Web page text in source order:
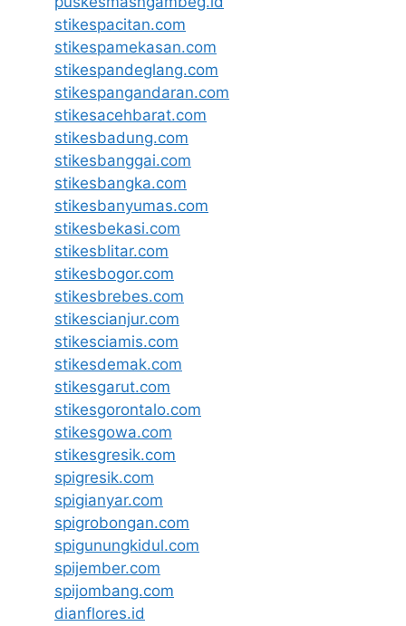
stikespacitan.com
stikespamekasan.com
stikespandeglang.com
stikespangandaran.com
stikesacehbarat.com
stikesbadung.com
stikesbanggai.com
stikesbangka.com
stikesbanyumas.com
stikesbekasi.com
stikesblitar.com
stikesbogor.com
stikesbrebes.com
stikescianjur.com
stikesciamis.com
stikesdemak.com
stikesgarut.com
stikesgorontalo.com
stikesgowa.com
stikesgresik.com
spigresik.com
spigianyar.com
spigrobongan.com
spigunungkidul.com
spijember.com
spijombang.com
dianflores.id